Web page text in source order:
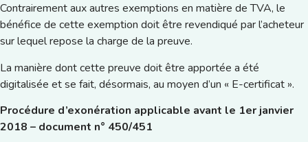
Contrairement aux autres exemptions en matière de TVA, le
bénéfice de cette exemption doit être revendiqué par l’acheteur
sur lequel repose la charge de la preuve.
La manière dont cette preuve doit être apportée a été
digitalisée et se fait, désormais, au moyen d’un « E-certificat ».
Procédure d’exonération applicable avant le 1er janvier
2018 – document n° 450/451